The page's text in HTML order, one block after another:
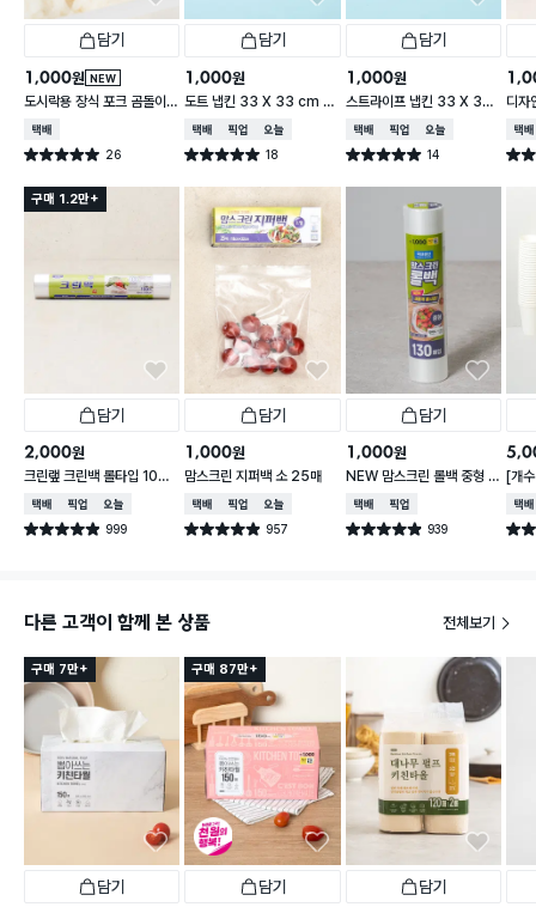
담기
NEW
1,000원
도시락용 장식 포크 곰돌이 1
택배배송
별점 5.0점 26
건 작성
담기
1,000원
도트 냅킨 33 X 33 cm 1
택배배송매장픽업오늘배송
별점 5.0점 18
건 작성
담기
1,000원
스트라이프 냅킨 33 X 33
택배배송매장픽업오늘배송
별점 5.0점 14
건 작성
디자
택배
별점
구매 1.2만+
담기
2,000원
크린랲 크린백 롤타입 100
매 30X40 cm
택배배송매장픽업오늘배송
별점 4.9점 999
건 작성
담기
1,000원
맘스크린 지퍼백 소 25매
택배배송매장픽업오늘배송
별점 4.9점 957
건 작성
담기
1,000원
NEW 맘스크린 롤백 중형 1
30매입
택배배송매장픽업
별점 4.9점 939
건 작성
[개
컵
택배
별점
다른 고객이 함께 본 상품 전체보기
구매 7만+
담기
구매 87만+
담기 담기